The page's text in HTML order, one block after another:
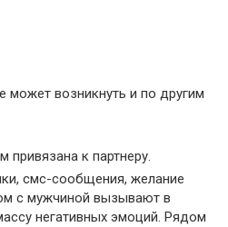
может возникнуть и по другим
к партнеру.
смс-сообщения, желание
с мужчиной вызывают в
негативных эмоций. Рядом